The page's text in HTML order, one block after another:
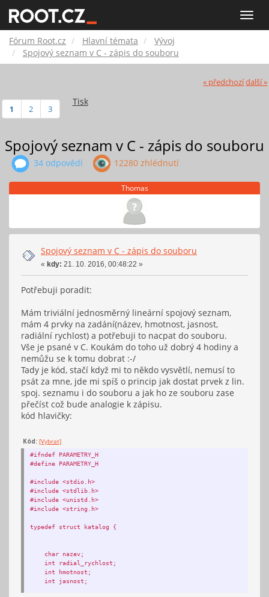
Toggle
Root.cz
Fórum Root.cz Hlavní témata
Vývoj
Spojový seznam v C - zápis do souboru
« předchozídalší »
Tisk
1 2 3
Spojový seznam v C - zápis do souboru
34 odpovědí 12280 zhlédnutí
Thomas
Spojový seznam v C - zápis do souboru
« kdy: 21. 10. 2016, 00:48:22 »
Potřebuji poradit:
Mám triviální jednosměrný lineární spojový seznam,
mám 4 prvky na zadání(název, hmotnost, jasnost,
radiální rychlost) a potřebuji to nacpat do souboru.
Vše je psané v C. Koukám do toho už dobrý 4 hodiny a
nemůžu se k tomu dobrat :-/
Tady je kód, stačí když mi to někdo vysvětlí, nemusí to
psát za mne, jde mi spíš o princip jak dostat prvek z lin.
spoj. seznamu i do souboru a jak ho ze souboru zase
přečíst což bude analogie k zápisu.
kód hlavičky:
Kód: [Vybrat]
#ifndef PARAMETRY_H
#define PARAMETRY_H
#include <stdio.h>
#include <stdlib.h>
#include <unistd.h>
#include <string.h>
typedef struct katalog {
char nazev;
int radial_rychlost;
int hmotnost;
int jasnost;